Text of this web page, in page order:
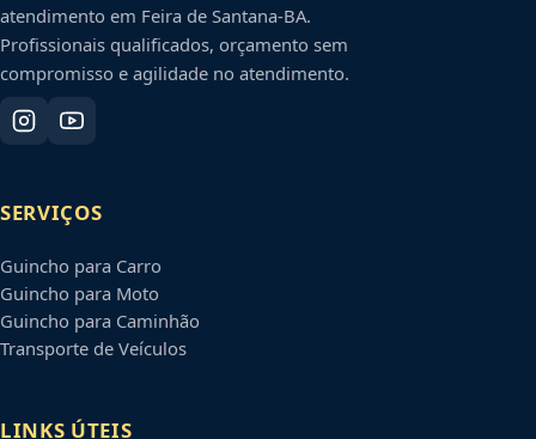
atendimento em Feira de Santana-BA.
Profissionais qualificados, orçamento sem
compromisso e agilidade no atendimento.
SERVIÇOS
Guincho para Carro
Guincho para Moto
Guincho para Caminhão
Transporte de Veículos
LINKS ÚTEIS